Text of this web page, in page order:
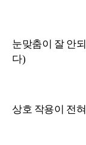
눈맞춤이 잘 안
다)
상호 작용이 전